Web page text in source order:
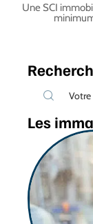
Une SCI
Les